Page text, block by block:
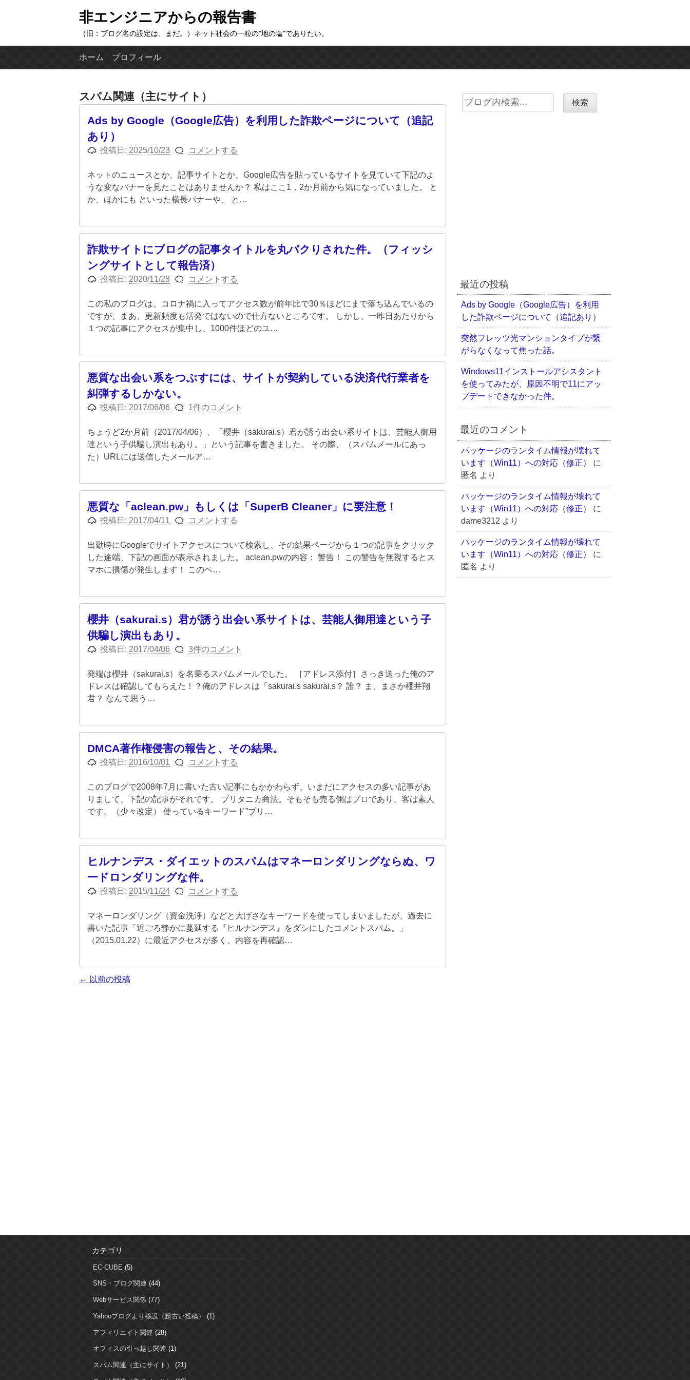
コ
ン
テ
ツ
キ
非エンジニアからの報告書
（旧：ブログ名の設定は、まだ。）ネット社会の一粒の"地の塩"でありたい。
ホーム プロフィール
スパム関連（主にサイト）
Ads by Google（Google広告）を利用した詐欺ページについて（追記
あり）
投稿日: 2025/10/23 コメントする
ネットのニュースとか、記事サイトとか、Google広告を貼っているサイトを見ていて下記のよ
うな変なバナーを見たことはありませんか？ 私はここ1，2か月前から気になっていました。 と
か、ほかにも といった横長バナーや、 と…
詐欺サイトにブログの記事タイトルを丸パクりされた件。（フィッシ
ングサイトとして報告済）
投稿日: 2020/11/28 コメントする
この私のブログは、コロナ禍に入ってアクセス数が前年比で30％ほどにまで落ち込んでいるの
ですが、まあ、更新頻度も活発ではないので仕方ないところです。 しかし、一昨日あたりから
１つの記事にアクセスが集中し、1000件ほどのユ…
悪質な出会い系をつぶすには、サイトが契約している決済代行業者を
糾弾するしかない。
投稿日: 2017/06/06 1件のコメント
ちょうど2か月前（2017/04/06）、「櫻井（sakurai.s）君が誘う出会い系サイトは、芸能人御用
達という子供騙し演出もあり。」という記事を書きました。 その際、（スパムメールにあっ
た）URLには送信したメールア…
悪質な「aclean.pw」もしくは「SuperB Cleaner」に要注意！
投稿日: 2017/04/11 コメントする
出勤時にGoogleでサイトアクセスについて検索し、その結果ページから１つの記事をクリック
した途端、下記の画面が表示されました。 aclean.pwの内容： 警告！ この警告を無視するとス
マホに損傷が発生します！ このペ…
櫻井（sakurai.s）君が誘う出会い系サイトは、芸能人御用達という子
供騙し演出もあり。
投稿日: 2017/04/06 3件のコメント
発端は櫻井（sakurai.s）を名乗るスパムメールでした。 ［アドレス添付］さっき送った俺のア
ドレスは確認してもらえた！？俺のアドレスは「sakurai.s sakurai.s？ 誰？ ま、まさか櫻井翔
君？ なんて思う…
DMCA著作権侵害の報告と、その結果。
投稿日: 2016/10/01 コメントする
このブログで2008年7月に書いた古い記事にもかかわらず、いまだにアクセスの多い記事があ
りまして、下記の記事がそれです。 ブリタニカ商法。そもそも売る側はプロであり、客は素人
です。（少々改定） 使っているキーワード”ブリ…
ヒルナンデス・ダイエットのスパムはマネーロンダリングならぬ、ワ
ードロンダリングな件。
投稿日: 2015/11/24 コメントする
マネーロンダリング（資金洗浄）などと大げさなキーワードを使ってしまいましたが、過去に
書いた記事「近ごろ静かに蔓延する『ヒルナンデス』をダシにしたコメントスパム。」
（2015.01.22）に最近アクセスが多く、内容を再確認…
投
← 以前の投稿
Search
最近の投稿
Ads by Google（Google広告）を利用
した詐欺ページについて（追記あり）
突然フレッツ光マンションタイプが繋
がらなくなって焦った話。
Windows11インストールアシスタント
を使ってみたが、原因不明で11にアッ
プデートできなかった件。
最近のコメント
パッケージのランタイム情報が壊れて
います（Win11）への対応（修正）
に
匿名 より
パッケージのランタイム情報が壊れて
います（Win11）への対応（修正）
に
dame3212 より
パッケージのランタイム情報が壊れて
います（Win11）への対応（修正）
に
匿名 より
カテゴリ
EC-CUBE (5)
SNS・ブログ関連 (44)
Webサービス関係(77)
Yahooブログより移設（超古い投稿） (1)
アフィリエイト関連 (28)
オフィスの引っ越し関連 (1)
スパム関連（主にサイト） (21)